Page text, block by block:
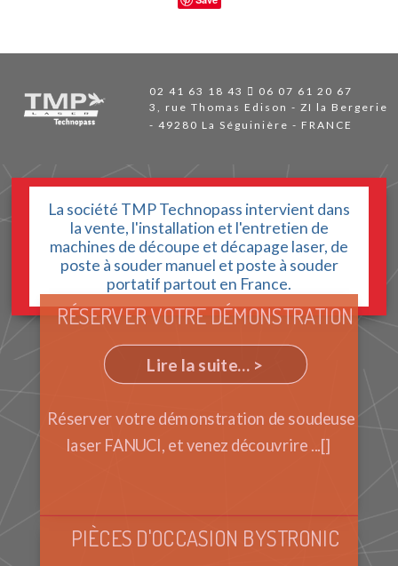
02 41 63 18 43
06 07 61 20 67
3, rue Thomas Edison - ZI la Bergerie
49280 La Séguinière - FRANCE
La société TMP Technopass intervient dans
la vente, l'installation et l'entretien de
machines de découpe et décapage laser, de
poste à souder manuel et poste à souder
portatif partout en France.
RÉSERVER VOTRE DÉMONSTRATION
Lire la suite... >
Réserver votre démonstration de soudeuse
laser FANUCI, et venez découvrire ...[]
PIÈCES D'OCCASION BYSTRONIC